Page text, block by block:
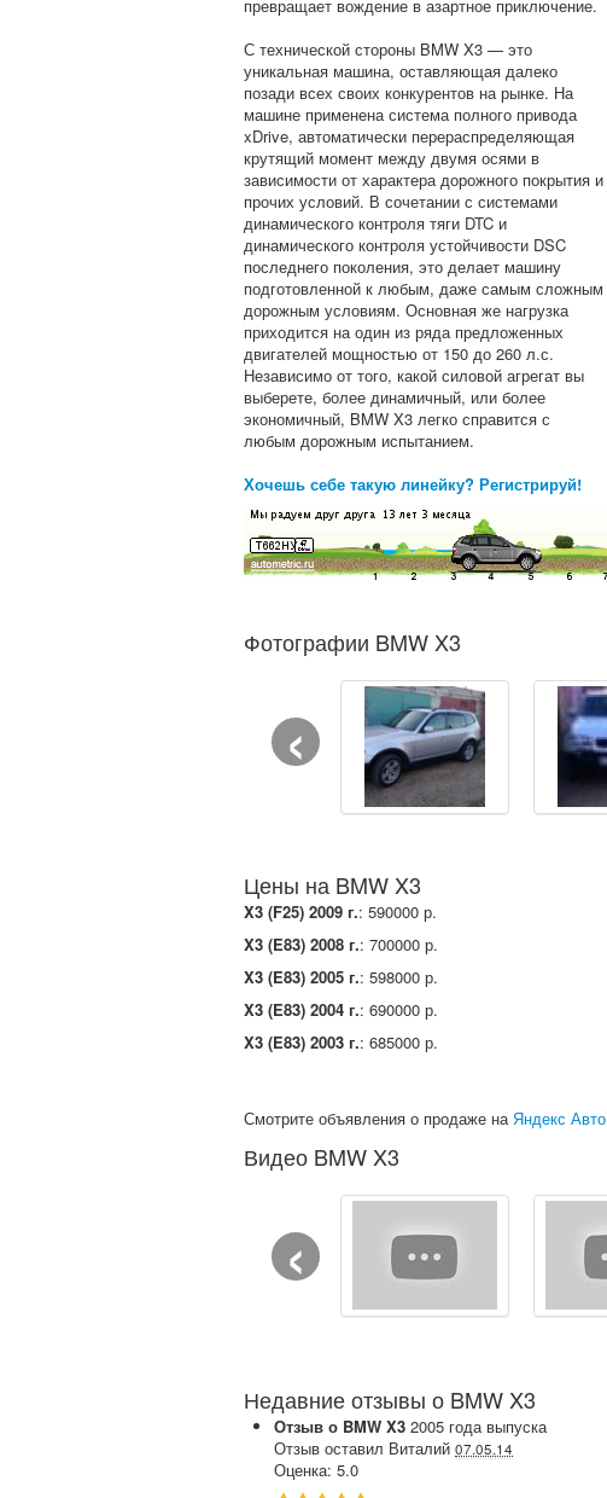
превращает вождение в азартное приключение.
С технической стороны BMW X3 — это
уникальная машина, оставляющая далеко
позади всех своих конкурентов на рынке. На
машине применена система полного привода
xDrive, автоматически перераспределяющая
крутящий момент между двумя осями в
зависимости от характера дорожного покрытия и
прочих условий. В сочетании с системами
динамического контроля тяги DTC и
динамического контроля устойчивости DSC
последнего поколения, это делает машину
подготовленной к любым, даже самым сложным
дорожным условиям. Основная же нагрузка
приходится на один из ряда предложенных
двигателей мощностью от 150 до 260 л.с.
Независимо от того, какой силовой агрегат вы
выберете, более динамичный, или более
экономичный, BMW X3 легко справится с
любым дорожным испытанием.
Хочешь себе такую линейку? Регистрируй!
Фотографии BMW X3
‹
Цены на BMW X3
X3 (F25) 2009 г.: 590000 р.
X3 (E83) 2008 г.: 700000 р.
X3 (E83) 2005 г.: 598000 р.
X3 (E83) 2004 г.: 690000 р.
X3 (E83) 2003 г.: 685000 р.
Смотрите объявления о продаже наЯндекс Авто
Видео BMW X3
‹
Недавние отзывы о BMW X3
Отзыв о BMW X3 2005 года выпуска
Отзыв оставил Виталий 07.05.14
Оценка: 5.0